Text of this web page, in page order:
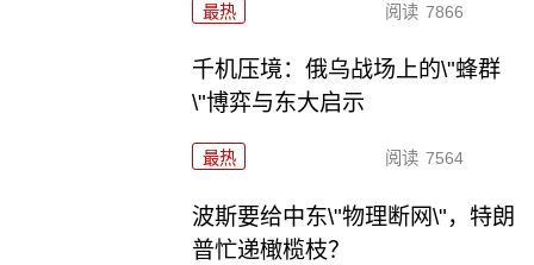
最热 阅读 7866
千机压境：俄乌战场上的\"蜂群
\"博弈与东大启示
最热 阅读 7564
波斯要给中东\"物理断网\"，特朗
普忙递橄榄枝？